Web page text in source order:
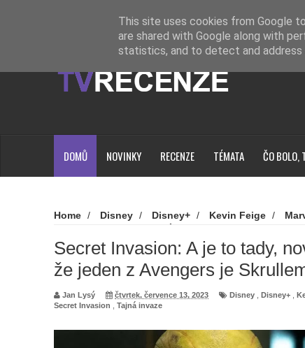
Loading...
DOMŮ NOVINKY RECENZE TÉMATA ČO BOLO,
Home / Disney / Disney+ / Kevin Feige /
že jeden z Avengers je Skrullem. Jak dlouho?
Secret Invasion: A je to tady,
že jeden z Avengers je
Jan Lysý čtvrtek, července 13, 2023 Disney Disney+
Secret Invasion
Tajná invaze
This site uses cookies from Google
are shared with Google along with
statistics, and to detect and address